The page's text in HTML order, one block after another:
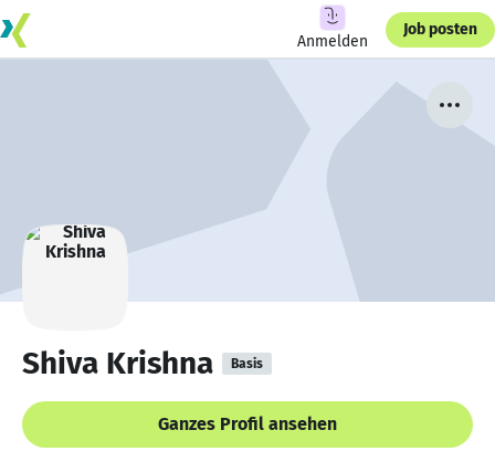
Anmelden
Job posten
Shiva Krishna Basis
Ganzes Profil ansehen